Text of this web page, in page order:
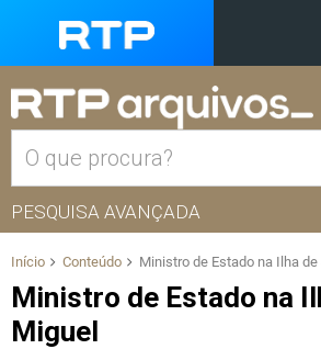
PESQUISA AVANÇADA
Início Conteúdo Ministro de Estado na Ilha de
Ministro de Estado na
Miguel